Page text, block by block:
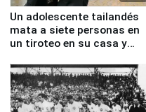
Un adolescente tailandés
mata a siete personas en
un tiroteo en su casa y